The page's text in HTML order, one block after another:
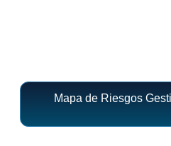
Mapa de Riesgos